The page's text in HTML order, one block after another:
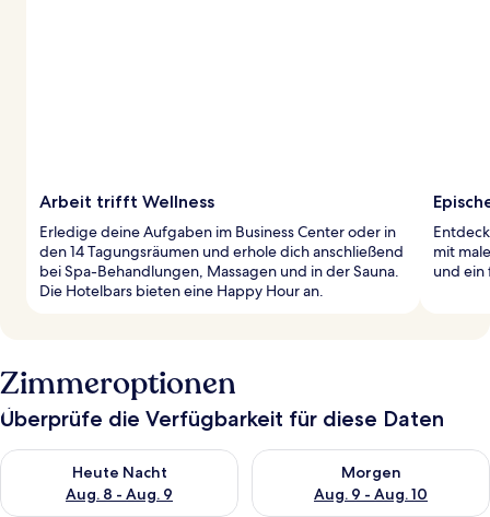
Arbeit trifft Wellness
Erledige deine Aufgaben im Business Center oder in
den 14 Tagungsräumen und erhole dich anschließend
bei Spa-Behandlungen, Massagen und in der Sauna.
Die Hotelbars bieten eine Happy Hour an.
mit
und ein
Zimmeroptionen
Überprüfe die Verfügbarkeit für diese Daten
Heute Nacht
Aug. 8 - Aug. 9
Überprüfe die Verfügbarkeit für heute Nacht, Aug. 8 - Aug. 9.
Morgen
Aug. 9 - Aug. 10
Überprüfe die Verfügbarkeit